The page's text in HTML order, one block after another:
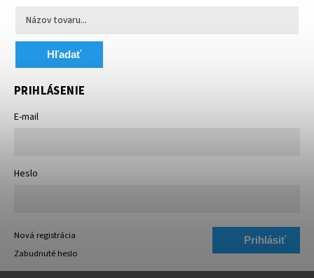
Hľadať
PRIHLÁSENIE
E-mail
Heslo
Prihlásiť
Nová registrácia
Zabudnuté heslo